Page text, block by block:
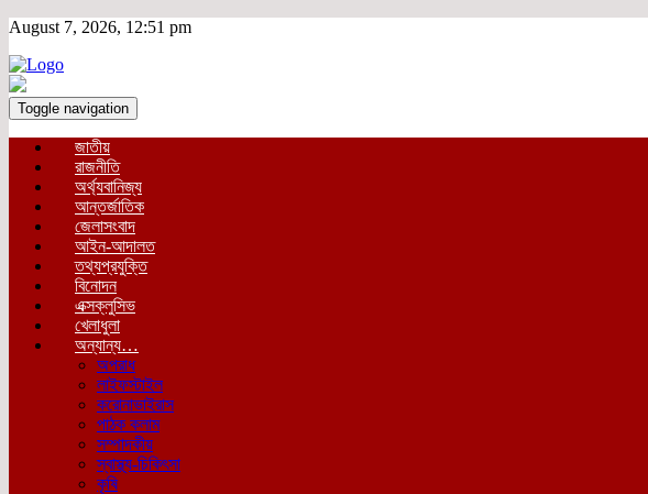
August 7, 2026, 12:51 pm
Toggle navigation
জাতীয়
রাজনীতি
অর্থ্যবানিজ্য
আন্তর্জাতিক
জেলাসংবাদ
আইন-আদালত
তথ্যপ্রযুক্তি
বিনোদন
এক্সক্লুসিভ
খেলাধুলা
অন্যান্য…
অপরাধ
লাইফস্টাইল
করোনাভাইরাস
পাঠক কলাম
সম্পাদকীয়
স্বাস্থ্য-চিকিৎসা
কৃষি